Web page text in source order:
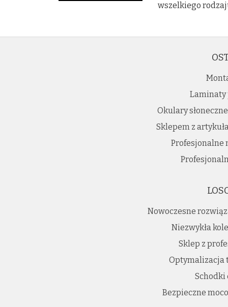
wszelkiego
Laminaty
Okulary
Sklepem z
Profesjonalne
Nowoczesne
Niezwykła
Sklep z
Optymalizacja
Schodki
Bezpieczne